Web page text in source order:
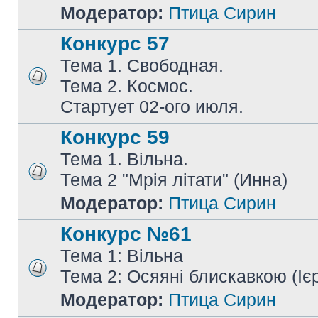
Модератор: Птица Сирин
Конкурс 57
Тема 1. Свободная.
Тема 2. Космос.
Стартует 02-ого июля.
Конкурс 59
Тема 1. Вільна.
Тема 2 "Мрія літати" (Инна)
Модератор: Птица Сирин
Конкурс №61
Тема 1: Вільна
Тема 2: Осяяні блискавкою
Модератор: Птица Сирин